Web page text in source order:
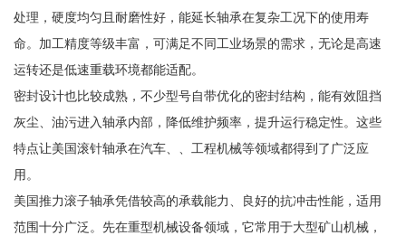
处理，硬度均匀且耐磨性好，能延长轴承在复杂工况下的使用寿
命。加工精度等级丰富，可满足不同工业场景的需求，无论是高速
运转还是低速重载环境都能适配。
密封设计也比较成熟，不少型号自带优化的密封结构，能有效阻挡
灰尘、油污进入轴承内部，降低维护频率，提升运行稳定性。这些
特点让美国滚针轴承在汽车、、工程机械等领域都得到了广泛应
用。
美国推力滚子轴承凭借较高的承载能力、良好的抗冲击性能，适用
范围十分广泛。先在重型机械设备领域，它常用于大型矿山机械，